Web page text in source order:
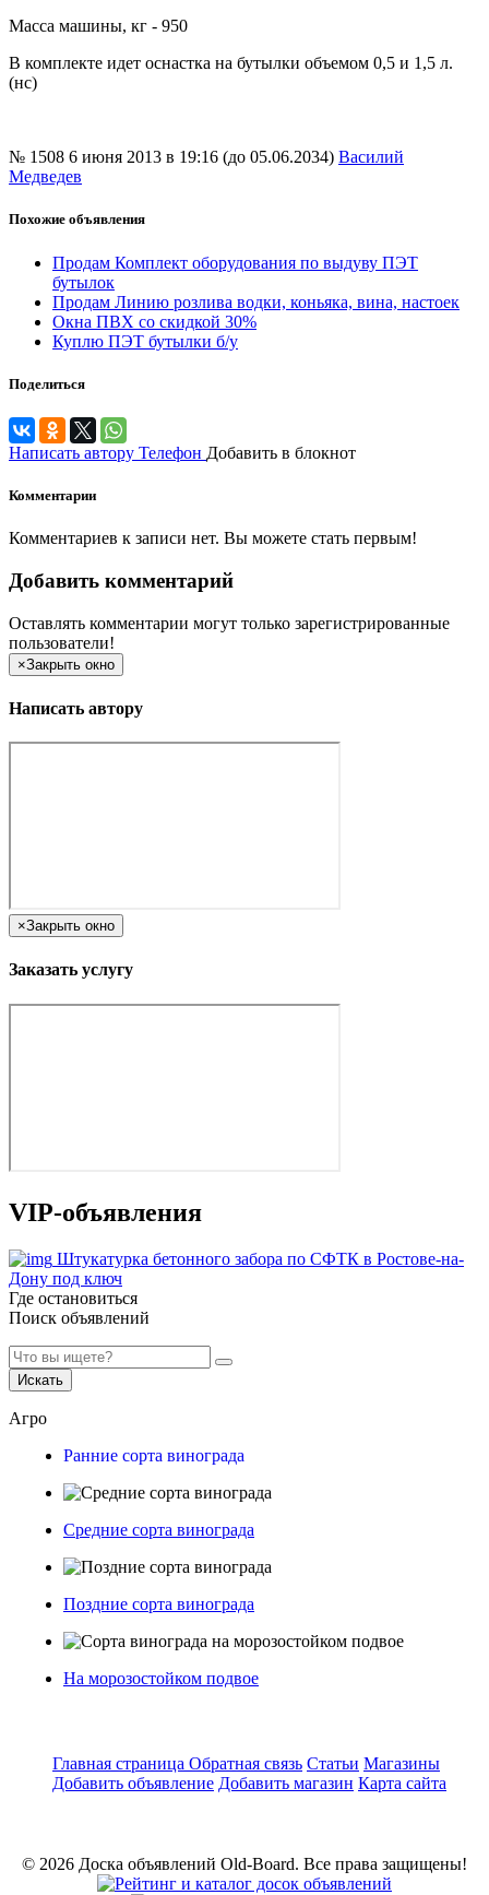
Масса машины, кг - 950
В комплекте идет оснастка на бутылки объемом 0,5 и 1,5 л.
(нс)
№ 1508 6 июня 2013 в 19:16 (до 05.06.2034) Василий
Медведев
Похожие объявления
Продам Комплект оборудования по выдуву ПЭТ
бутылок
Продам Линию розлива водки, коньяка, вина, настоек
Окна ПВХ со скидкой 30%
Куплю ПЭТ бутылки б/у
Поделиться
Написать автору Телефон Добавить в блокнот
Комментарии
Комментариев к записи нет. Вы можете стать первым!
Добавить комментарий
Оставлять комментарии могут только зарегистрированные
пользователи!
×Закрыть окно
Написать автору
×Закрыть окно
Заказать услугу
VIP-объявления
Штукатурка бетонного забора по СФТК в Ростове-на-
Дону под ключ
Где остановиться
Поиск объявлений
Искать
Агро
Ранние сорта винограда
Средние сорта винограда
Поздние сорта винограда
На морозостойком подвое
Главная страница Обратная связь Статьи Магазины
Добавить объявление Добавить магазин Карта сайта
© 2026 Доска объявлений Old-Board. Все права защищены!